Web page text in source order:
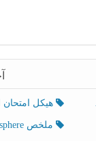
هيكل امتحان العلوم
ملخص Effect of Atmosphere حسب الهيكل الوزاري العلوم المتكاملة الصف الخامس انسبير الفصل الثالث